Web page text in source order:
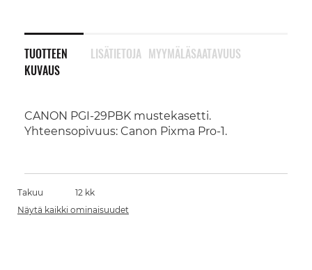
TUOTTEEN
KUVAUS
CANON PGI-29PBK mustekasetti.
Yhteensopivuus: Canon Pixma Pro-1.
LISÄTIETOJA MYYMÄLÄSAATAVUUS
Takuu
12 kk
Näytä kaikki ominaisuudet